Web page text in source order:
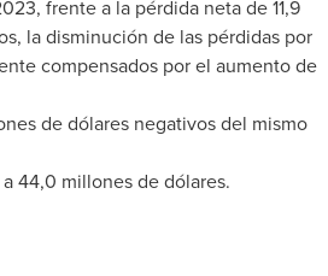
frente a la pérdida neta de 11,9
la disminución de las pérdidas por
compensados por el aumento de
de dólares negativos del mismo
44,0 millones de dólares.